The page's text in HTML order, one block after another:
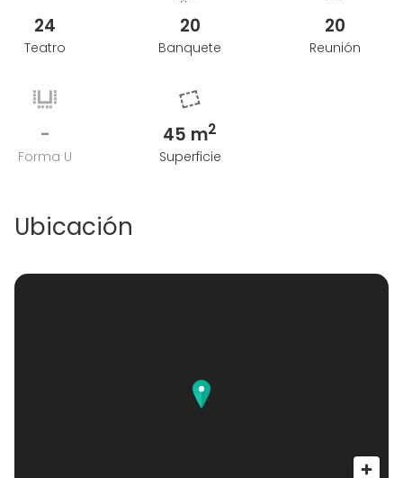
24
Teatro
20
Banquete
20
Reunión
-
Forma U
45 m2
Superficie
Ubicación